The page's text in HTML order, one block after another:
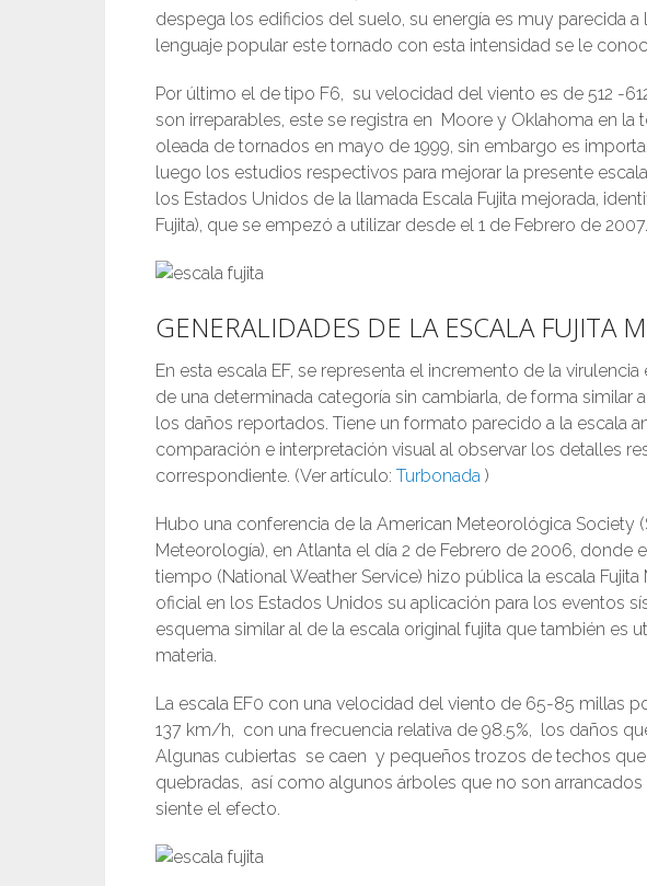
despega los edificios del suelo, su energía es muy parecida
lenguaje popular este tornado con esta intensidad se le
Por último el de tipo F6, su velocidad del viento es de 512 -
son irreparables, este se registra en Moore y Oklahoma en la
oleada de tornados en mayo de 1999, sin embargo es
luego los estudios respectivos para mejorar la presente
los Estados Unidos de la llamada Escala Fujita mejorada,
Fujita), que se empezó a utilizar desde el 1 de Febrero de 2007.
GENERALIDADES DE LA ESCALA FUJITA
En esta escala EF, se representa el incremento de la
de una determinada categoría sin cambiarla, de forma similar
los daños reportados. Tiene un formato parecido a la escala
comparación e interpretación visual al observar los detalles
correspondiente. (Ver artículo: Turbonada )
Hubo una conferencia de la American Meteorológica Society
Meteorología), en Atlanta el día 2 de Febrero de 2006, donde
tiempo (National Weather Service) hizo pública la escala
oficial en los Estados Unidos su aplicación para los eventos
esquema similar al de la escala original fujita que también es
materia.
La escala EF0 con una velocidad del viento de 65-85 millas
137 km/h, con una frecuencia relativa de 98.5%, los daños
Algunas cubiertas se caen y pequeños trozos de techos
quebradas, así como algunos árboles que no son
siente el efecto.